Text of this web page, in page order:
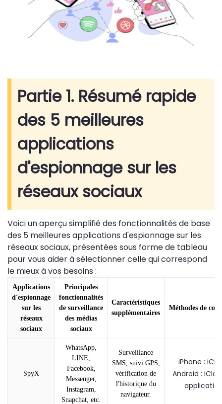
Partie 1. Résumé rapide
des 5 meilleures
applications
d'espionnage sur les
réseaux sociaux
Voici un aperçu simplifié des fonctionnalités de base
des 5 meilleures applications d'espionnage sur les
réseaux sociaux, présentées sous forme de tableau
pour vous aider à sélectionner celle qui correspond
le mieux à vos besoins :
Applications
d'espionnage
sur les
réseaux
sociaux
Principales
fonctionnalités
de surveillance
des médias
sociaux
Caractéristiques
supplémentaires
Méthodes de
SpyX
WhatsApp,
LINE,
Facebook,
Messenger,
Instagram,
Snapchat, etc.
Surveillance
SMS, suivi GPS,
vérification de
l'historique du
navigateur.
iPhone :
Android :